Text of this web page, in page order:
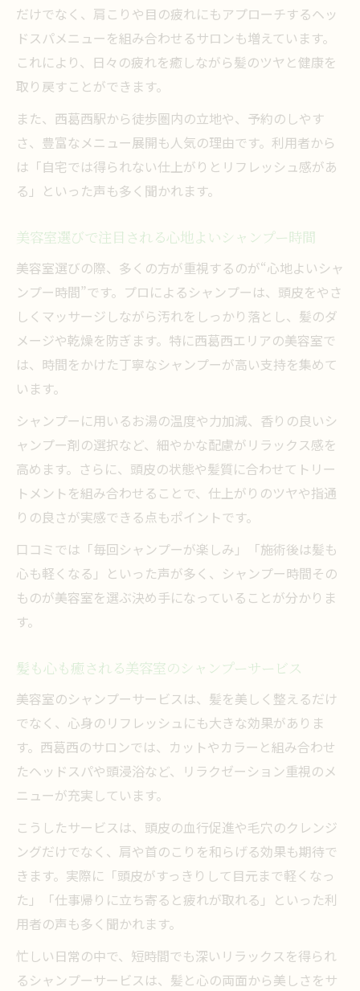
だけでなく、肩こりや目の疲れにもアプローチするヘッ
ドスパメニューを組み合わせるサロンも増えています。
これにより、日々の疲れを癒しながら髪のツヤと健康を
取り戻すことができます。
また、西葛西駅から徒歩圏内の立地や、予約のしやす
さ、豊富なメニュー展開も人気の理由です。利用者から
は「自宅では得られない仕上がりとリフレッシュ感があ
る」といった声も多く聞かれます。
美容室選びで注目される心地よいシャンプー時間
美容室選びの際、多くの方が重視するのが“心地よいシャ
ンプー時間”です。プロによるシャンプーは、頭皮をやさ
しくマッサージしながら汚れをしっかり落とし、髪のダ
メージや乾燥を防ぎます。特に西葛西エリアの美容室で
は、時間をかけた丁寧なシャンプーが高い支持を集めて
います。
シャンプーに用いるお湯の温度や力加減、香りの良いシ
ャンプー剤の選択など、細やかな配慮がリラックス感を
高めます。さらに、頭皮の状態や髪質に合わせてトリー
トメントを組み合わせることで、仕上がりのツヤや指通
りの良さが実感できる点もポイントです。
口コミでは「毎回シャンプーが楽しみ」「施術後は髪も
心も軽くなる」といった声が多く、シャンプー時間その
ものが美容室を選ぶ決め手になっていることが分かりま
す。
髪も心も癒される美容室のシャンプーサービス
美容室のシャンプーサービスは、髪を美しく整えるだけ
でなく、心身のリフレッシュにも大きな効果がありま
す。西葛西のサロンでは、カットやカラーと組み合わせ
たヘッドスパや頭浸浴など、リラクゼーション重視のメ
ニューが充実しています。
こうしたサービスは、頭皮の血行促進や毛穴のクレンジ
ングだけでなく、肩や首のこりを和らげる効果も期待で
きます。実際に「頭皮がすっきりして目元まで軽くなっ
た」「仕事帰りに立ち寄ると疲れが取れる」といった利
用者の声も多く聞かれます。
忙しい日常の中で、短時間でも深いリラックスを得られ
るシャンプーサービスは、髪と心の両面から美しさをサ